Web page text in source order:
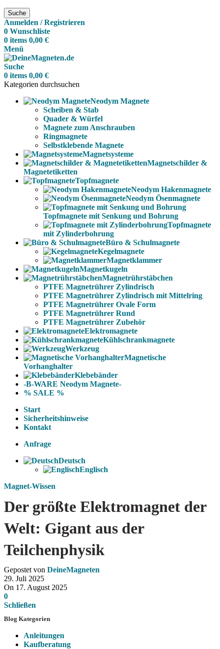
Suche
Anmelden / Registrieren
0 Wunschliste
0 items 0,00 €
Menü
Suche
0 items 0,00 €
Kategorien durchsuchen
Neodym Magnete
Scheiben & Stab
Quader & Würfel
Magnete zum Anschrauben
Ringmagnete
Selbstklebende Magnete
Magnetsysteme
Magnetschilder &
Magnetetiketten
Topfmagnete
Neodym Hakenmagnete
Neodym Ösenmagnete
Topfmagnete mit Senkung und Bohrung
Topfmagnete
mit Zylinderbohrung
Büro & Schulmagnete
Kegelmagnete
Magnetklammer
Magnetkugeln
Magnetrührstäbchen
PTFE Magnetrührer Zylindrisch
PTFE Magnetrührer Zylindrisch mit Mittelring
PTFE Magnetrührer Ovale Form
PTFE Magnetrührer Rund
PTFE Magnetrührer Zubehör
Elektromagnete
Kühlschrankmagnete
Werkzeug
Magnetische
Vorhanghalter
Klebebänder
-B-WARE Neodym Magnete-
% SALE %
Start
Sicherheitshinweise
Kontakt
Anfrage
Deutsch
Englisch
Magnet-Wissen
Der größte Elektromagnet der
Welt: Gigant aus der
Teilchenphysik
Gepostet von DeineMagneten
29. Juli 2025
On 17. August 2025
0
Schließen
Blog Kategorien
Anleitungen
Kaufberatung